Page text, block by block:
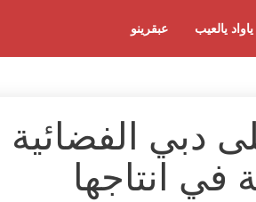
عبقرينو ياواد يالعيب
رمضان 2010 على دبي الفضائية
في انتاجها